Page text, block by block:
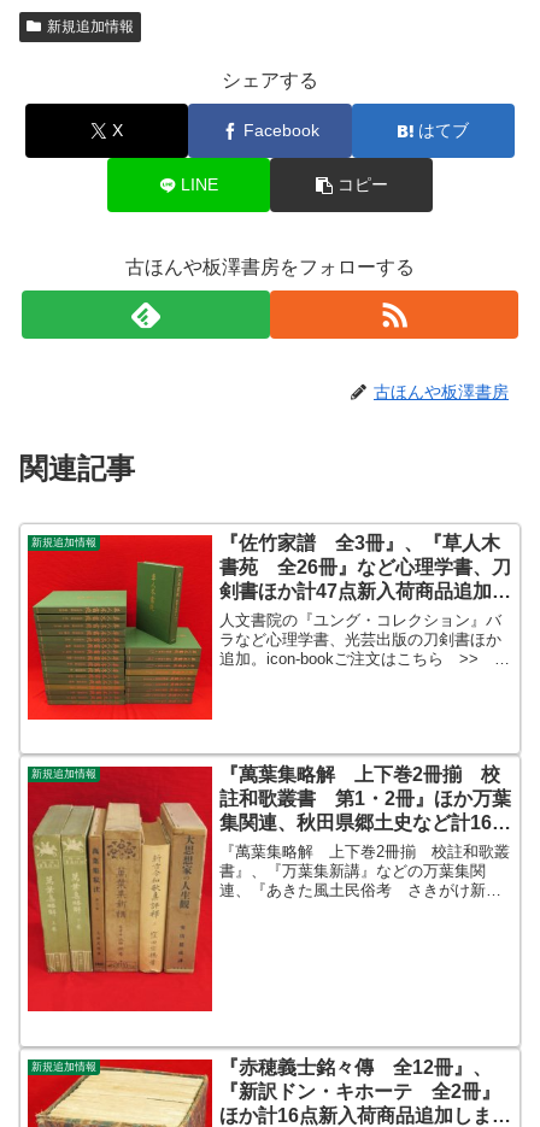
新規追加情報
シェアする
X Facebook はてブ
LINE コピー
古ほんや板澤書房をフォローする
古ほんや板澤書房
関連記事
新規追加情報
『佐竹家譜 全3冊』、『草人木
書苑 全26冊』など心理学書、刀
剣書ほか計47点新入荷商品追加し
ました
人文書院の『ユング・コレクション』バ
ラなど心理学書、光芸出版の刀剣書ほか
追加。icon-bookご注文はこちら >>
新規追加情報
『萬葉集略解 上下巻2冊揃 校
註和歌叢書 第1・2冊』ほか万葉
集関連、秋田県郷土史など計16点
新入荷商品追加しました
『萬葉集略解 上下巻2冊揃 校註和歌叢
書』、『万葉集新講』などの万葉集関
連、『あきた風土民俗考 さきがけ新
新規追加情報
『赤穂義士銘々傳 全12冊』、
『新訳ドン・キホーテ 全2冊』
ほか計16点新入荷商品追加しまし